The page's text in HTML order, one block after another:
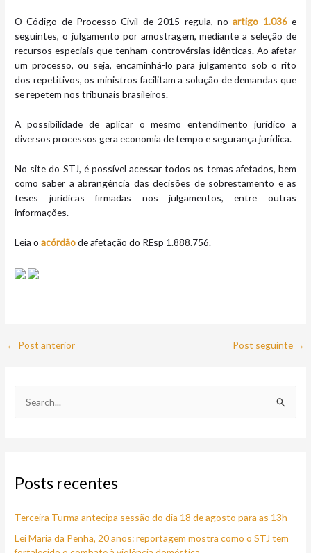
O Código de Processo Civil de 2015 regula, noartigo 1.036e
seguintes, o julgamento por amostragem, mediante a seleção de
recursos especiais que tenham controvérsias idênticas. Ao afetar
um processo, ou seja, encaminhá-lo para julgamento sob o rito
dos repetitivos, os ministros facilitam a solução de demandas que
se repetem nos tribunais brasileiros.
A possibilidade de aplicar o mesmo entendimento jurídico a
diversos processos gera economia de tempo e segurança jurídica.
No site do STJ, é possível acessar todos os temas afetados, bem
como saber a abrangência das decisões de sobrestamento e as
teses jurídicas firmadas nos julgamentos, entre outras
informações.
Leia oacórdãode afetação do REsp 1.888.756.
← Post anterior Post seguinte →
u
s
a
Posts recentes
Terceira Turma antecipa sessão do dia 18 de agosto para as 13h
Lei Maria da Penha, 20 anos: reportagem mostra como o STJ tem